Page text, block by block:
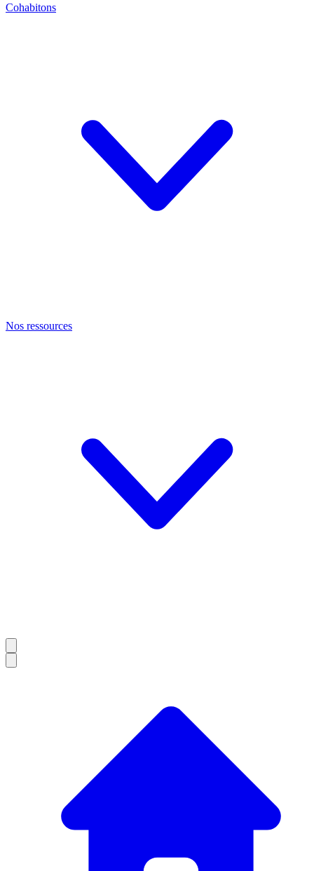
Cohabitons
Nos ressources